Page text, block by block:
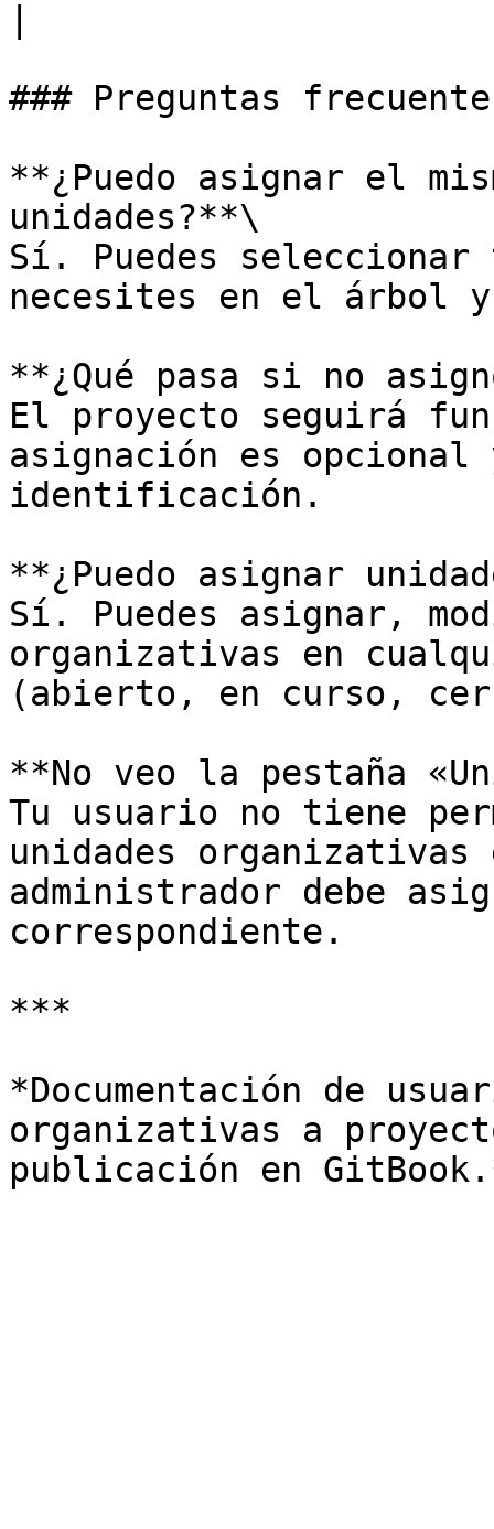
### Preguntas
**¿Puedo asignar el
unidades?**\
Sí. Puedes seleccionar
necesites en el árbol
**¿Qué pasa si no
El proyecto seguirá
asignación es
identificación.
**¿Puedo asignar
Sí. Puedes asignar,
organizativas en
(abierto, en curso,
**No veo la pestaña
Tu usuario no tiene
unidades organizativas
administrador debe
correspondiente.
***
*Documentación de
organizativas a